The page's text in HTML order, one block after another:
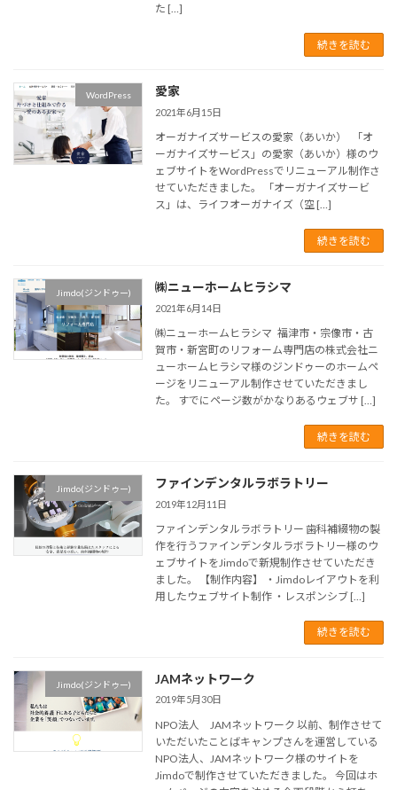
た […]
続きを読む
WordPress 愛家
2021年6月15日
オーガナイズサービスの愛家（あいか） 「オ
ーガナイズサービス」の愛家（あいか）様のウ
ェブサイトをWordPressでリニューアル制作さ
せていただきました。 「オーガナイズサービ
ス」は、ライフオーガナイズ（空 […]
続きを読む
Jimdo(ジンドゥー) ㈱ニューホームヒラシマ
2021年6月14日
㈱ニューホームヒラシマ 福津市・宗像市・古
賀市・新宮町のリフォーム専門店の株式会社ニ
ューホームヒラシマ様のジンドゥーのホームペ
ージをリニューアル制作させていただきまし
た。 すでにページ数がかなりあるウェブサ […]
続きを読む
Jimdo(ジンドゥー) ファインデンタルラボラトリー
2019年12月11日
ファインデンタルラボラトリー 歯科補綴物の製
作を行うファインデンタルラボラトリー様のウ
ェブサイトをJimdoで新規制作させていただき
ました。 【制作内容】 ・Jimdoレイアウトを利
用したウェブサイト制作 ・レスポンシブ […]
続きを読む
Jimdo(ジンドゥー) JAMネットワーク
2019年5月30日
NPO法人 JAMネットワーク 以前、制作させて
いただいたことばキャンプさんを運営している
NPO法人、JAMネットワーク様のサイトを
Jimdoで制作させていただきました。 今回はホ